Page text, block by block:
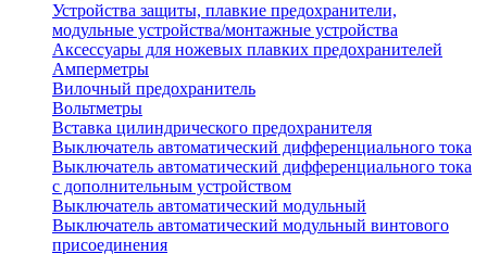
Устройства защиты, плавкие предохранители,
модульные устройства/монтажные устройства
Аксессуары для ножевых плавких предохранителей
Амперметры
Вилочный предохранитель
Вольтметры
Вставка цилиндрического предохранителя
Выключатель автоматический дифференциального тока
Выключатель автоматический дифференциального тока
с дополнительным устройством
Выключатель автоматический модульный
Выключатель автоматический модульный винтового
присоединения